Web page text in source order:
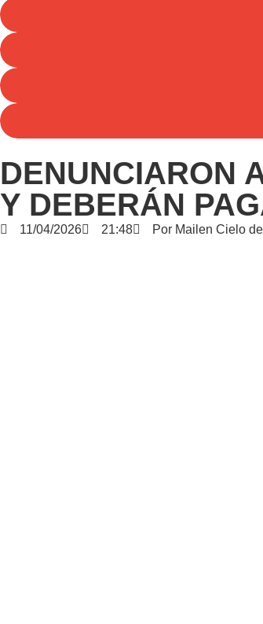
DENUNCIARON
Y DEBERÁN
11/04/2026 21:48 Por Mailen Cielo